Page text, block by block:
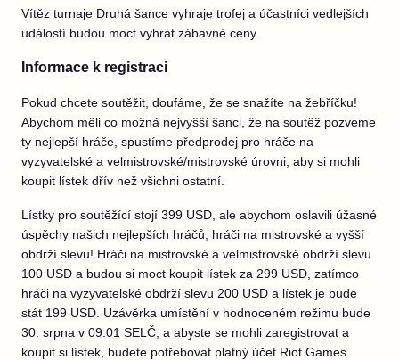
Vítěz turnaje Druhá šance vyhraje trofej a účastníci vedlejších
událostí budou moct vyhrát zábavné ceny.
Informace k registraci
Pokud chcete soutěžit, doufáme, že se snažíte na žebříčku!
Abychom měli co možná nejvyšší šanci, že na soutěž pozveme
ty nejlepší hráče, spustíme předprodej pro hráče na
vyzyvatelské a velmistrovské/mistrovské úrovni, aby si mohli
koupit lístek dřív než všichni ostatní.
Lístky pro soutěžící stojí 399 USD, ale abychom oslavili úžasné
úspěchy našich nejlepších hráčů, hráči na mistrovské a vyšší
obdrží slevu! Hráči na mistrovské a velmistrovské obdrží slevu
100 USD a budou si moct koupit lístek za 299 USD, zatímco
hráči na vyzyvatelské obdrží slevu 200 USD a lístek je bude
stát 199 USD. Uzávěrka umístění v hodnoceném režimu bude
30. srpna v 09:01 SELČ, a abyste se mohli zaregistrovat a
koupit si lístek, budete potřebovat platný účet Riot Games.